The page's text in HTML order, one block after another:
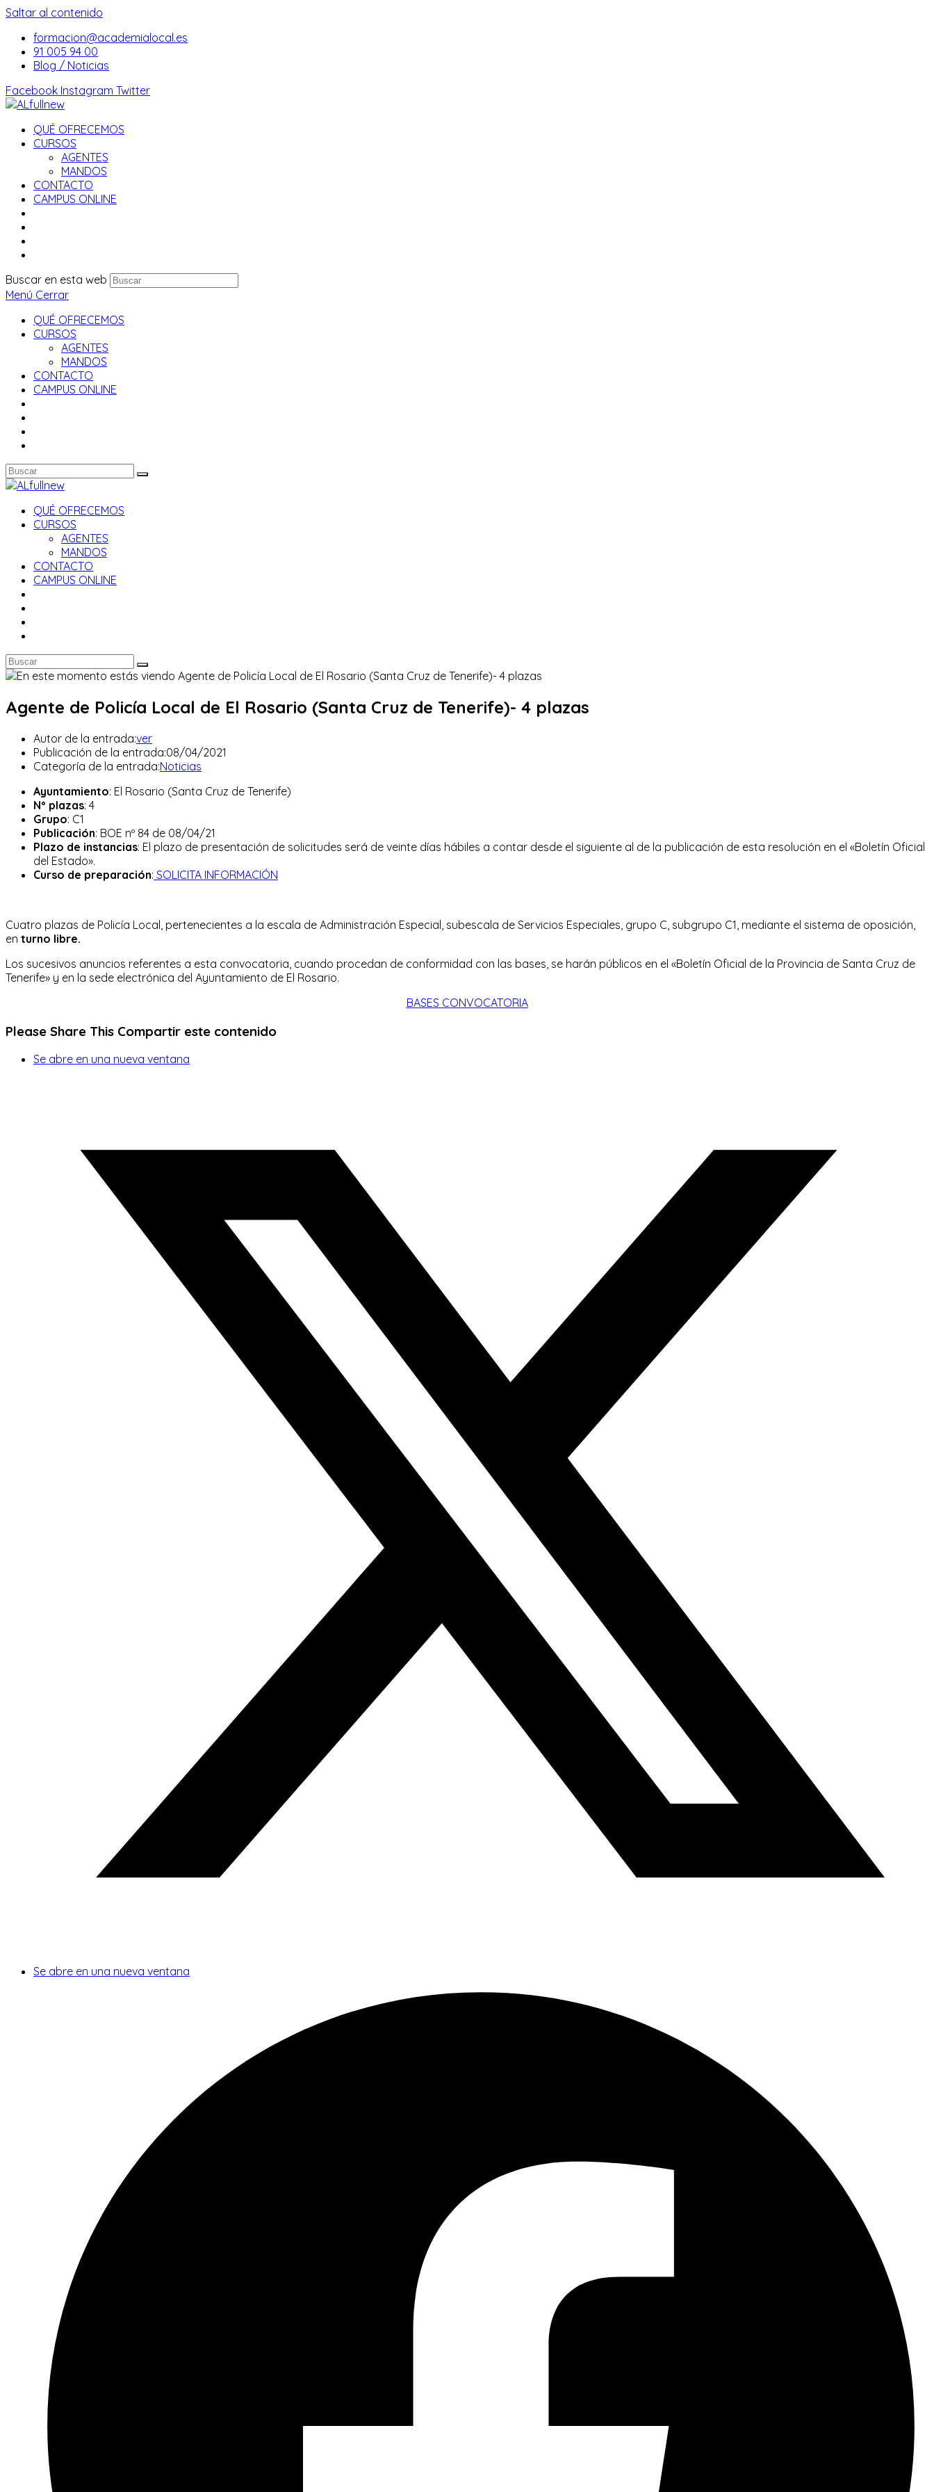
Saltar al contenido
formacion@academialocal.es
91 005 94 00
Blog / Noticias
Facebook Instagram Twitter
QUÉ OFRECEMOS
CURSOS
AGENTES
MANDOS
CONTACTO
CAMPUS ONLINE
Buscar en esta web
Menú Cerrar
QUÉ OFRECEMOS
CURSOS
AGENTES
MANDOS
CONTACTO
CAMPUS ONLINE
QUÉ OFRECEMOS
CURSOS
AGENTES
MANDOS
CONTACTO
CAMPUS ONLINE
Agente de Policía Local de El Rosario (Santa Cruz de Tenerife)- 4 plazas
Autor de la entrada:ver
Publicación de la entrada:08/04/2021
Categoría de la entrada:Noticias
Ayuntamiento: El Rosario (Santa Cruz de Tenerife)
Nº plazas: 4
Grupo: C1
Publicación: BOE nº 84 de 08/04/21
Plazo de instancias: El plazo de presentación de solicitudes será de veinte días hábiles a contar desde el siguiente al de la publicación de esta resolución en el «Boletín Oficial
del Estado».
Curso de preparación: SOLICITA INFORMACIÓN
Cuatro plazas de Policía Local, pertenecientes a la escala de Administración Especial, subescala de Servicios Especiales, grupo C, subgrupo C1, mediante el sistema de oposición,
en turno libre.
Los sucesivos anuncios referentes a esta convocatoria, cuando procedan de conformidad con las bases, se harán públicos en el «Boletín Oficial de la Provincia de Santa Cruz de
Tenerife» y en la sede electrónica del Ayuntamiento de El Rosario.
BASES CONVOCATORIA
Please Share This Compartir este contenido
Se abre en una nueva ventana
Se abre en una nueva ventana